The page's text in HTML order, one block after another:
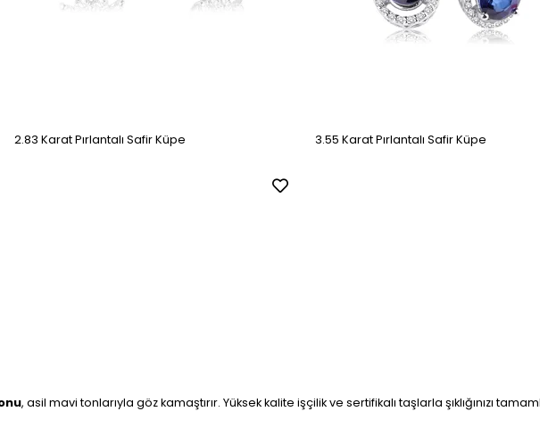
2.83 Karat Pırlantalı Safir Küpe 3.55 Karat Pırlantalı Safir Küpe
, asil mavi tonlarıyla göz kamaştırır. Yüksek kalite işçilik ve sertifikalı taşlarla şıklığınızı